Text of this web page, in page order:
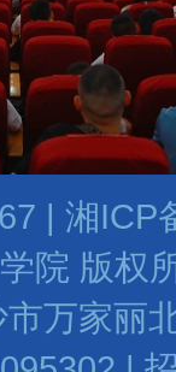
| 湘
学院 版权
万家丽